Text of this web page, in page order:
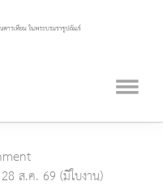
ส.ค. 69 (มีใบงาน)